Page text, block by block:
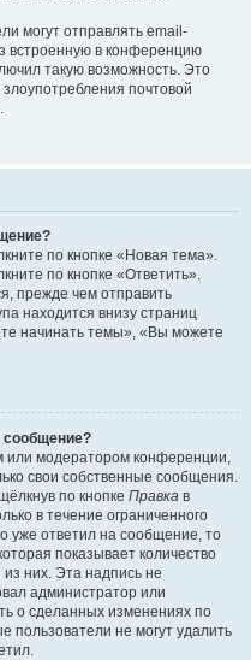
могут отправлять email-
встроенную в конференцию
такую возможность. Это
почтовой
по кнопке «Новая тема».
по кнопке «Ответить».
прежде чем отправить
находится внизу страниц
начинать темы», «Вы можете
сообщение?
или модератором конференции,
свои собственные сообщения.
по кнопке Правка в
в течение ограниченного
уже ответил на сообщение, то
показывает количество
них. Эта надпись не
администратор или
о сделанных изменениях по
пользователи не могут удалить